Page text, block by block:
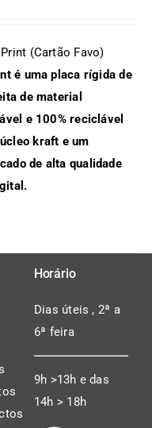
(Cartão Favo)
é uma placa rígida de
de material
e 100% reciclável
kraft e um
de alta qualidade
Horário
Dias úteis , 2ª a
6ª feira
9h >13h e das
14h > 18h